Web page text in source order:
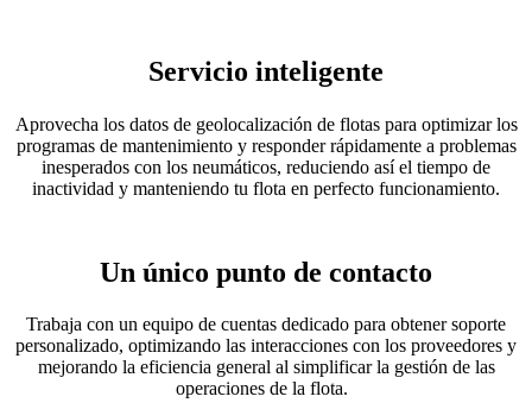
Servicio inteligente
Aprovecha los datos de geolocalización de flotas para optimizar los
programas de mantenimiento y responder rápidamente a problemas
inesperados con los neumáticos, reduciendo así el tiempo de
inactividad y manteniendo tu flota en perfecto funcionamiento.
Un único punto de contacto
Trabaja con un equipo de cuentas dedicado para obtener soporte
personalizado, optimizando las interacciones con los proveedores y
mejorando la eficiencia general al simplificar la gestión de las
operaciones de la flota.